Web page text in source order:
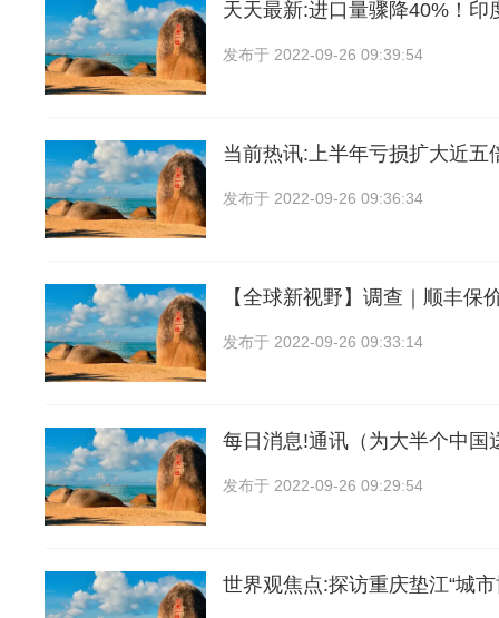
天天最新:进口量骤降40%！印
发布于 2022-09-26 09:39:54
当前热讯:上半年亏损扩大近五
发布于 2022-09-26 09:36:34
【全球新视野】调查｜顺丰保
发布于 2022-09-26 09:33:14
每日消息!通讯（为大半个中国
发布于 2022-09-26 09:29:54
世界观焦点:探访重庆垫江“城